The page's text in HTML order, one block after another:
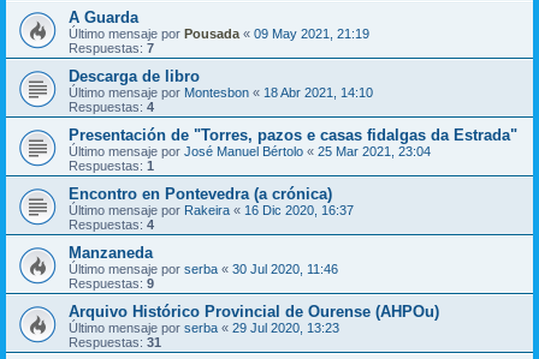
A Guarda
Último mensaje por Pousada « 09 May 2021, 21:19
Respuestas: 7
Descarga de libro
Último mensaje por Montesbon « 18 Abr 2021, 14:10
Respuestas: 4
Presentación de "Torres, pazos e casas fidalgas da Estrada"
Último mensaje por José Manuel Bértolo « 25 Mar 2021, 23:04
Respuestas: 1
Encontro en Pontevedra (a crónica)
Último mensaje por Rakeira « 16 Dic 2020, 16:37
Respuestas: 4
Manzaneda
Último mensaje por serba « 30 Jul 2020, 11:46
Respuestas: 9
Arquivo Histórico Provincial de Ourense (AHPOu)
Último mensaje por serba « 29 Jul 2020, 13:23
Respuestas: 31